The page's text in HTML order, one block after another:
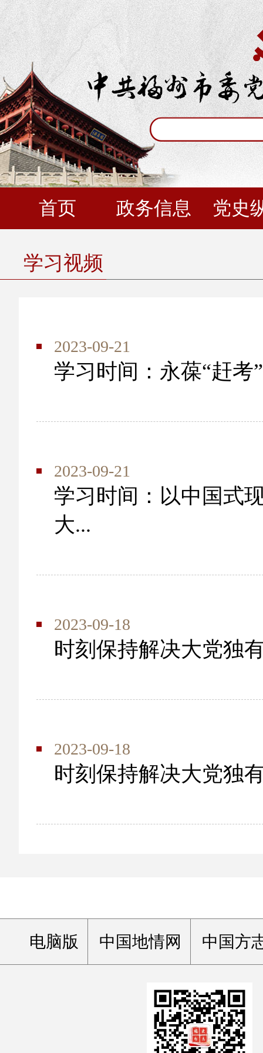
首页 政务信息 党史
学习视频
2023-09-21
学习时间：永葆“赶考
2023-09-21
学习时间：以中国式
大...
2023-09-18
时刻保持解决大党独
2023-09-18
时刻保持解决大党独
电脑版 中国地情网 中国方